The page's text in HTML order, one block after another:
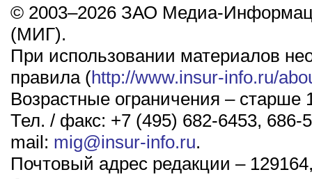
© 2003–2026 ЗАО Медиа-
(МИГ).
При использовании материалов
правила (http://www.insur-info.ru/
Возрастные ограничения – старше
Тел. / факс: +7 (495) 682-6453, 686-
mail: mig@insur-info.ru.
Почтовый адрес редакции –